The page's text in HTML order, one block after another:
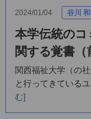
2024/01/04 谷川
本学伝統のコ
関する覚書（
関西福祉大学（の
と行ってきている
む]